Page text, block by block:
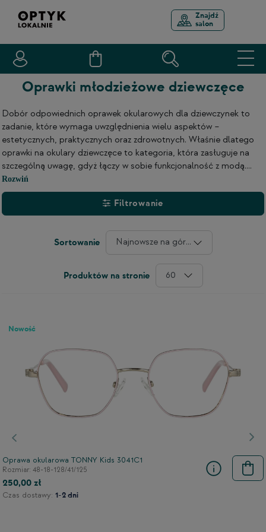
Znajdź
salon
Oprawki młodzieżowe dziewczęce
Dobór odpowiednich oprawek okularowych dla dziewczynek to
zadanie, które wymaga uwzględnienia wielu aspektów –
estetycznych, praktycznych oraz zdrowotnych. Właśnie dlatego
oprawki na okulary dziewczęce to kategoria, która zasługuje na
szczególną uwagę, gdyż łączy w sobie funkcjonalność z modą....
Rozwiń
Filtrowanie
Sortowanie Najnowsze na górze
Produktów na stronie 60
Poprzedni
Nowość
Oprawa okularowa TONNY Kids 3041C1
Rozmiar: 48-18-128/41/125
250,00 zł
Czas dostawy: 1-2 dni